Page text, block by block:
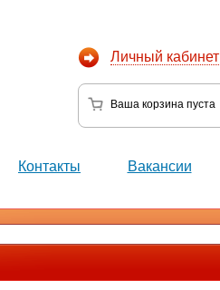
Личный кабинет
Ваша корзина пуста
Контакты Вакансии